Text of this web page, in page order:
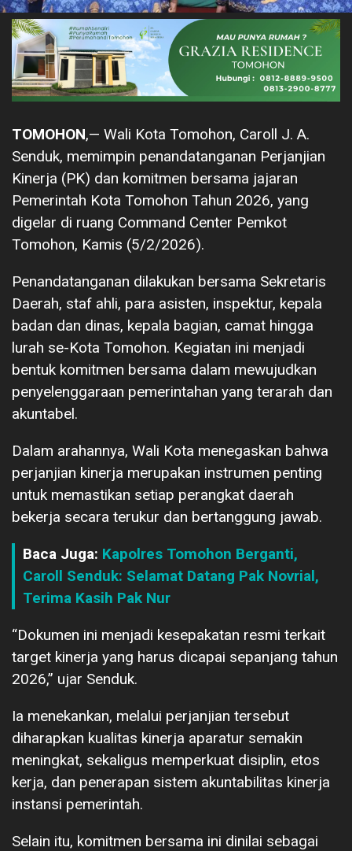
TOMOHON,— Wali Kota Tomohon, Caroll J. A.
Senduk, memimpin penandatanganan Perjanjian
Kinerja (PK) dan komitmen bersama jajaran
Pemerintah Kota Tomohon Tahun 2026, yang
digelar di ruang Command Center Pemkot
Tomohon, Kamis (5/2/2026).
Penandatanganan dilakukan bersama Sekretaris
Daerah, staf ahli, para asisten, inspektur, kepala
badan dan dinas, kepala bagian, camat hingga
lurah se-Kota Tomohon. Kegiatan ini menjadi
bentuk komitmen bersama dalam mewujudkan
penyelenggaraan pemerintahan yang terarah dan
akuntabel.
Dalam arahannya, Wali Kota menegaskan bahwa
perjanjian kinerja merupakan instrumen penting
untuk memastikan setiap perangkat daerah
bekerja secara terukur dan bertanggung jawab.
Baca Juga: Kapolres Tomohon Berganti,
Caroll Senduk: Selamat Datang Pak Novrial,
Terima Kasih Pak Nur
“Dokumen ini menjadi kesepakatan resmi terkait
target kinerja yang harus dicapai sepanjang tahun
2026,” ujar Senduk.
Ia menekankan, melalui perjanjian tersebut
diharapkan kualitas kinerja aparatur semakin
meningkat, sekaligus memperkuat disiplin, etos
kerja, dan penerapan sistem akuntabilitas kinerja
instansi pemerintah.
Selain itu, komitmen bersama ini dinilai sebagai